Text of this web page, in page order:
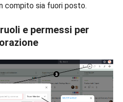
compito sia fuori posto.
e permessi per